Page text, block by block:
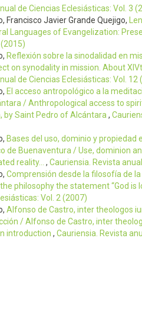
de Ciencias Eclesiásticas: Vol. 3
Francisco Javier Grande Quejigo,
Languages of Evangelization:
Reflexión sobre la sinodalidad en
on synodality in mission. About
de Ciencias Eclesiásticas: Vol. 12
El acceso antropológico a la
/ Anthropological access to
by Saint Pedro of Alcántara ,
Bases del uso, dominio y propiedad
de Buenaventura / Use, dominion
reality... , Cauriensia. Revista
Comprensión desde la filosofía de
philosophy the statement “God is
Vol. 2 (2007)
Alfonso de Castro, inter theologos
/ Alfonso de Castro, inter
introduction , Cauriensia. Revista